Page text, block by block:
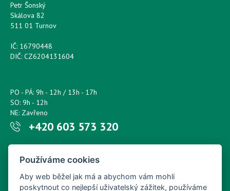
Petr Šonský
Skálova 82
511 01 Turnov
IČ: 16790448
DIČ: CZ6204131604
PO - PÁ: 9h - 12h / 13h - 17h
SO: 9h - 12h
NE: Zavřeno
+420 603 573 320
petr.sonsky@centrum.cz
Používáme cookies
Aby web běžel jak má a abychom vám mohli
poskytnout co nejlepší uživatelský zážitek, používáme